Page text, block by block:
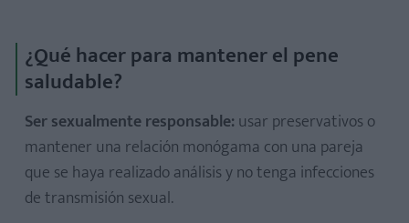
¿Qué hacer para mantener el pene
saludable?
Ser sexualmente responsable: usar preservativos o
mantener una relación monógama con una pareja
que se haya realizado análisis y no tenga infecciones
de transmisión sexual.